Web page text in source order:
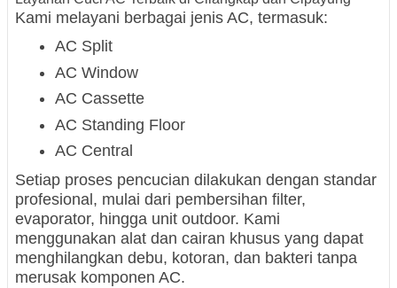
Kami melayani berbagai jenis AC, termasuk:
AC Split
AC Window
AC Cassette
AC Standing Floor
AC Central
Setiap proses pencucian dilakukan dengan standar
profesional, mulai dari pembersihan filter,
evaporator, hingga unit outdoor. Kami
menggunakan alat dan cairan khusus yang dapat
menghilangkan debu, kotoran, dan bakteri tanpa
merusak komponen AC.